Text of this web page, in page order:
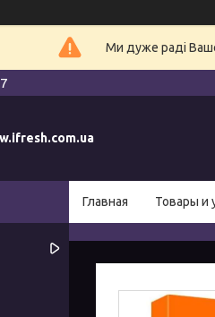
Ми дуже раді
Главная Товары и